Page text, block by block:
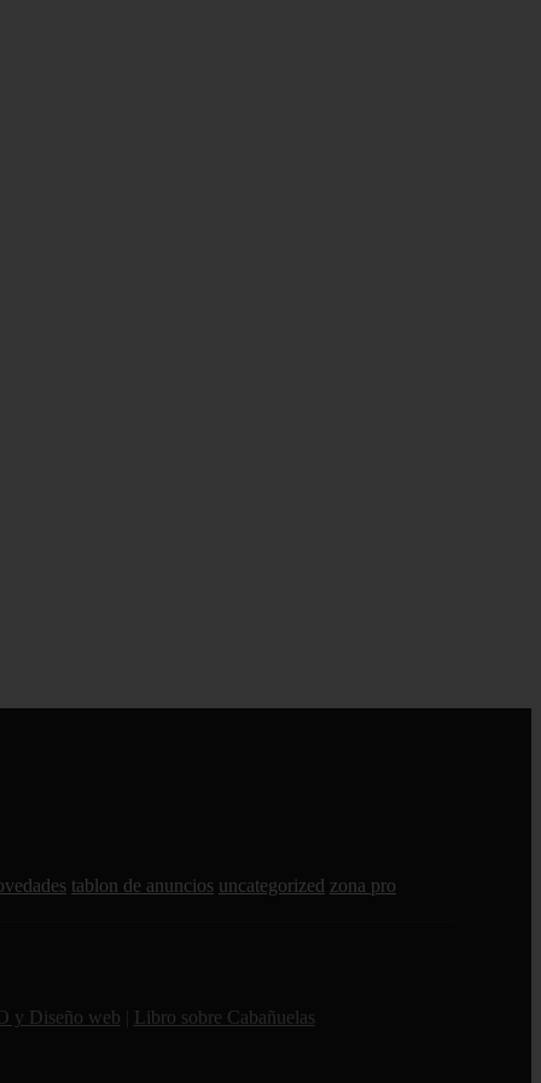
tablon de anuncios uncategorized zona pro
y Diseño web Libro sobre Cabañuelas